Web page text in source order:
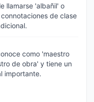
llamarse 'albañil' o
de clase
como 'maestro
de obra' y tiene un
importante.